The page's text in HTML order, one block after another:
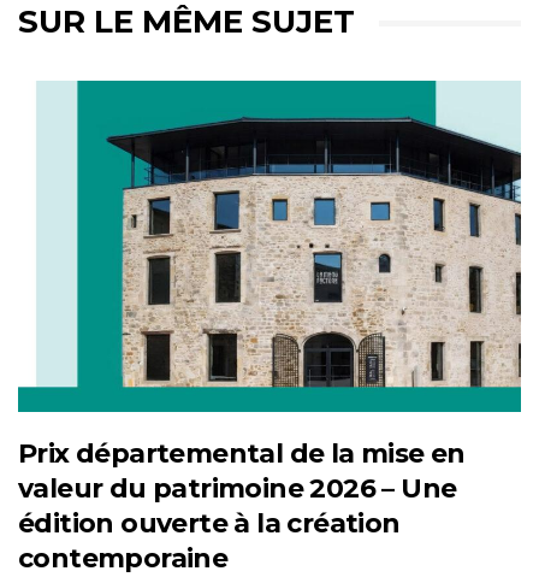
SUR LE MÊME SUJET
Prix départemental de la mise en
valeur du patrimoine 2026 – Une
édition ouverte à la création
contemporaine